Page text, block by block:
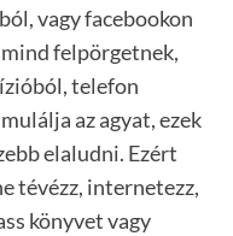
vagy facebookon
felpörgetnek,
telefon
az agyat, ezek
elaludni. Ezért
tévézz, internetezz,
könyvet vagy